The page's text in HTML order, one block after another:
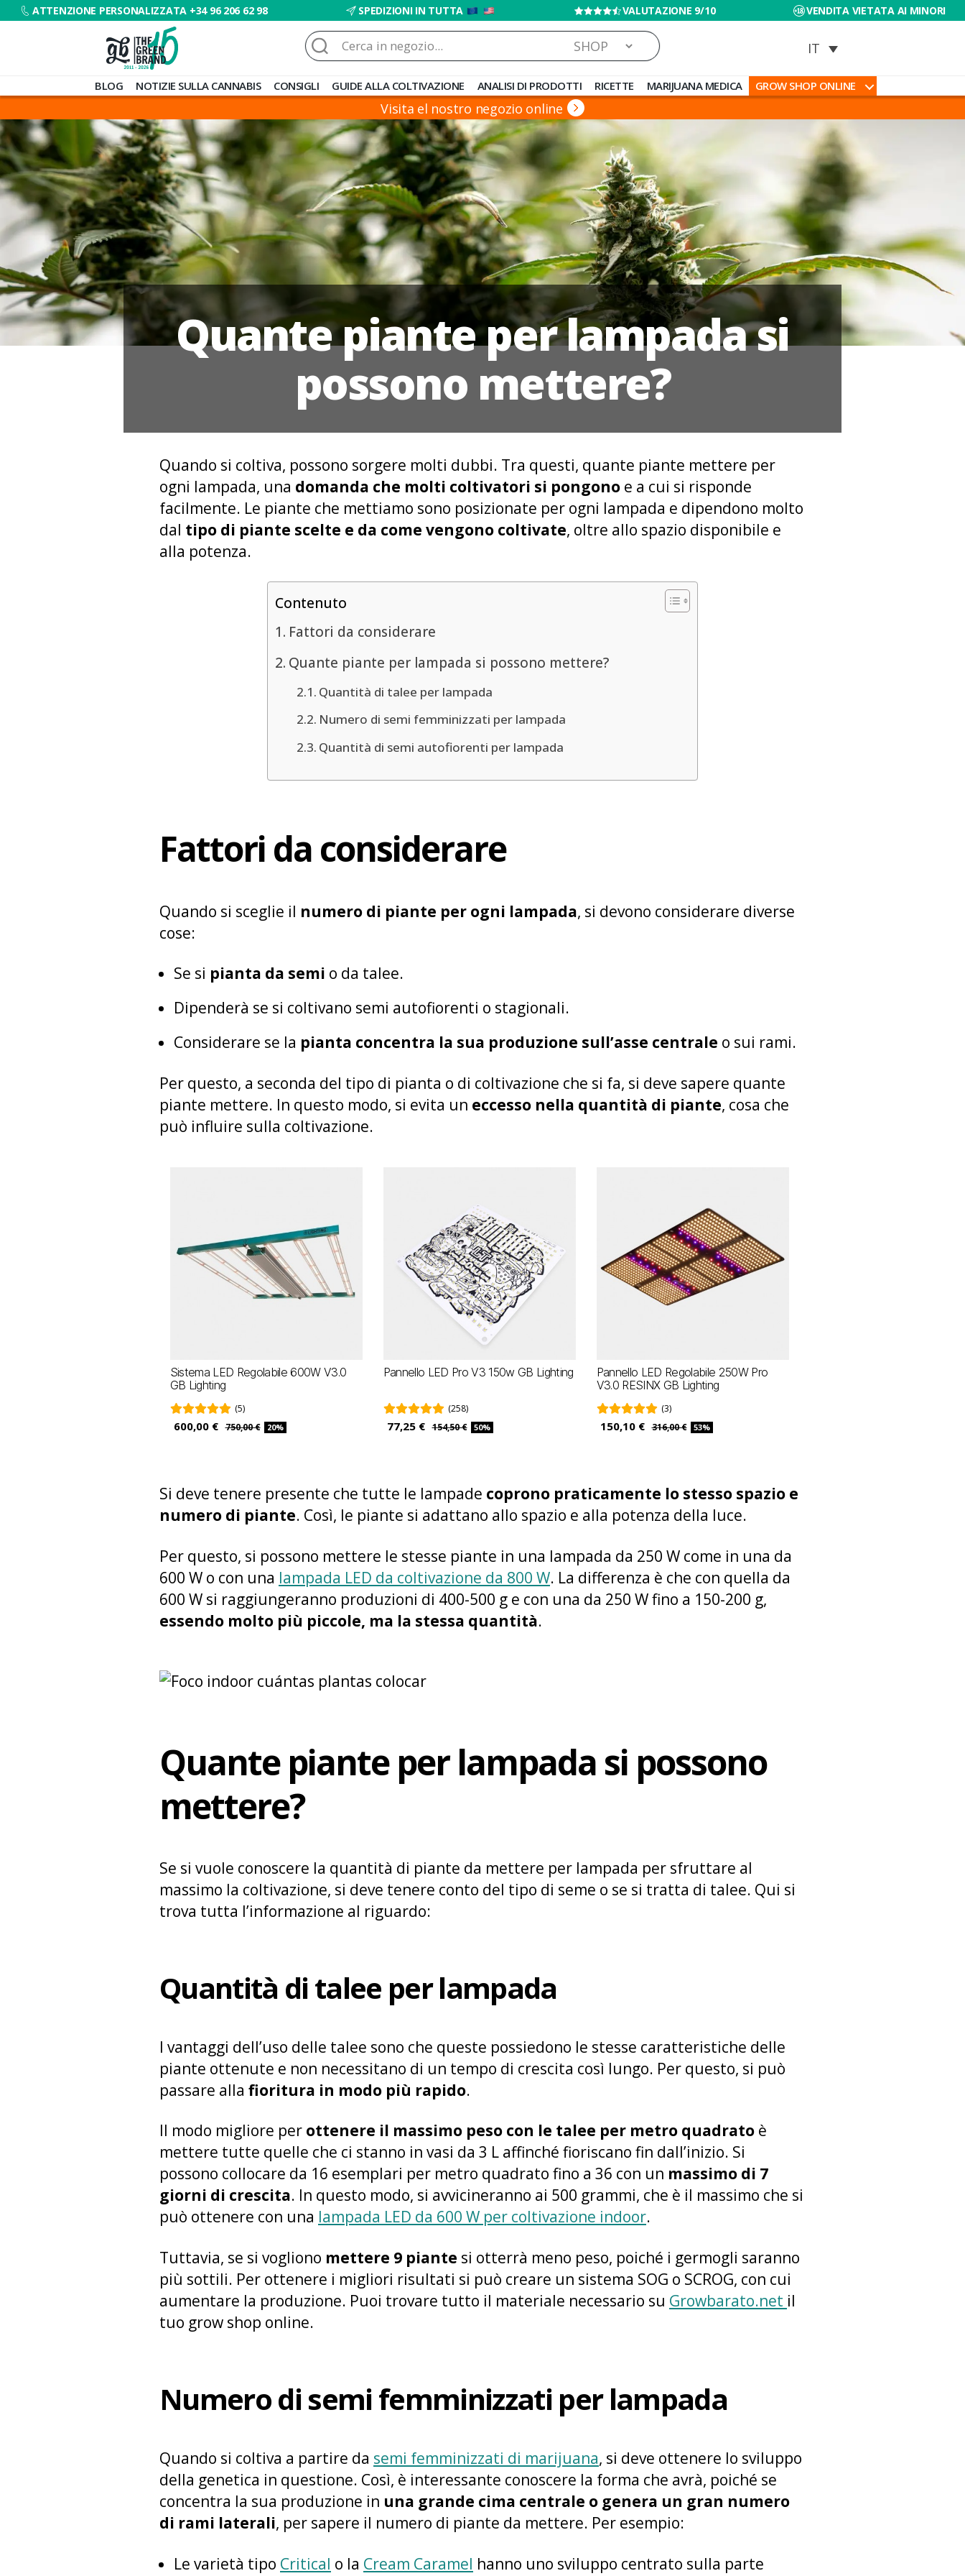
ATTENZIONE PERSONALIZZATA +34 96 206 62 98 SPEDIZIONI IN TUTTA VALUTAZIONE 9/10 VENDITA VIETATA AI MINORI
de
Barato
Cerca:
BLOG NOTIZIE SULLA CANNABIS CONSIGLI GUIDE ALLA COLTIVAZIONE ANALISI DI PRODOTTI RICETTE MARIJUANA MEDICA GROW SHOP ONLINE
Visita el nostro negozio online
Quante piante per lampada si
possono mettere?
Quando si coltiva, possono sorgere molti dubbi. Tra questi, quante piante mettere per
ogni lampada, una domanda che molti coltivatori si pongono e a cui si risponde
facilmente. Le piante che mettiamo sono posizionate per ogni lampada e dipendono molto
dal tipo di piante scelte e da come vengono coltivate, oltre allo spazio disponibile e
alla potenza.
Contenuto
Fattori da considerare
Quante piante per lampada si possono mettere?
Quantità di talee per lampada
Numero di semi femminizzati per lampada
Quantità di semi autofiorenti per lampada
Fattori da considerare
Quando si sceglie il numero di piante per ogni lampada, si devono considerare diverse
cose:
Se si pianta da semi o da talee.
Dipenderà se si coltivano semi autofiorenti o stagionali.
Considerare se la pianta concentra la sua produzione sull’asse centrale o sui rami.
Per questo, a seconda del tipo di pianta o di coltivazione che si fa, si deve sapere quante
piante mettere. In questo modo, si evita un eccesso nella quantità di piante, cosa che
può influire sulla coltivazione.
Sistema LED Regolabile 600W V3.0
GB Lighting
(5)
600,00 € 750,00 € 20%
Pannello LED Pro V3 150w GB Lighting
(258)
77,25 € 154,50 € 50%
Pannello LED Regolabile 250W Pro
V3.0 RESINX GB Lighting
(3)
150,10 € 316,00 € 53%
Si deve tenere presente che tutte le lampade coprono praticamente lo stesso spazio e
numero di piante. Così, le piante si adattano allo spazio e alla potenza della luce.
Per questo, si possono mettere le stesse piante in una lampada da 250 W come in una da
600 W o con una lampada LED da coltivazione da 800 W. La differenza è che con quella da
600 W si raggiungeranno produzioni di 400-500 g e con una da 250 W fino a 150-200 g,
essendo molto più piccole, ma la stessa quantità.
Quante piante per lampada si possono
mettere?
Se si vuole conoscere la quantità di piante da mettere per lampada per sfruttare al
massimo la coltivazione, si deve tenere conto del tipo di seme o se si tratta di talee. Qui si
trova tutta l’informazione al riguardo:
Quantità di talee per lampada
I vantaggi dell’uso delle talee sono che queste possiedono le stesse caratteristiche delle
piante ottenute e non necessitano di un tempo di crescita così lungo. Per questo, si può
passare alla fioritura in modo più rapido.
Il modo migliore per ottenere il massimo peso con le talee per metro quadrato è
mettere tutte quelle che ci stanno in vasi da 3 L affinché fioriscano fin dall’inizio. Si
possono collocare da 16 esemplari per metro quadrato fino a 36 con un massimo di 7
giorni di crescita. In questo modo, si avvicineranno ai 500 grammi, che è il massimo che si
può ottenere con una lampada LED da 600 W per coltivazione indoor.
Tuttavia, se si vogliono mettere 9 piante si otterrà meno peso, poiché i germogli saranno
più sottili. Per ottenere i migliori risultati si può creare un sistema SOG o SCROG, con cui
aumentare la produzione. Puoi trovare tutto il materiale necessario su Growbarato.net il
tuo grow shop online.
Numero di semi femminizzati per lampada
Quando si coltiva a partire da semi femminizzati di marijuana, si deve ottenere lo sviluppo
della genetica in questione. Così, è interessante conoscere la forma che avrà, poiché se
concentra la sua produzione in una grande cima centrale o genera un gran numero
di rami laterali, per sapere il numero di piante da mettere. Per esempio:
Le varietà tipo Critical o la Cream Caramel hanno uno sviluppo centrato sulla parte